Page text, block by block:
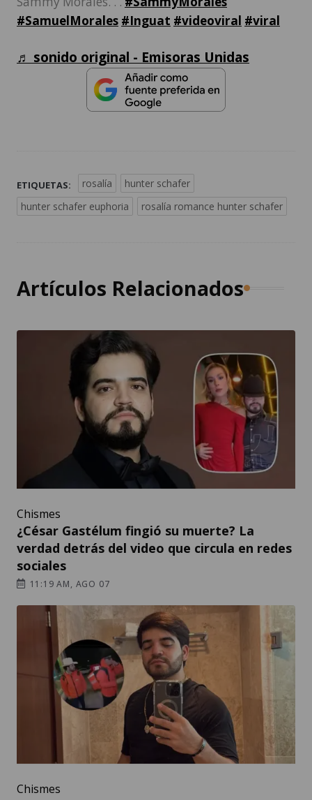
#SamuelMorales #Inguat #videoviral #viral
♬ sonido original - Emisoras Unidas
ETIQUETAS: rosalía
hunter schafer
hunter schafer euphoria
rosalía romance hunter schafer
Artículos Relacionados
Chismes
¿César Gastélum fingió su muerte? La
verdad detrás del video que circula en redes
sociales
11:19 AM, AGO 07
Chismes